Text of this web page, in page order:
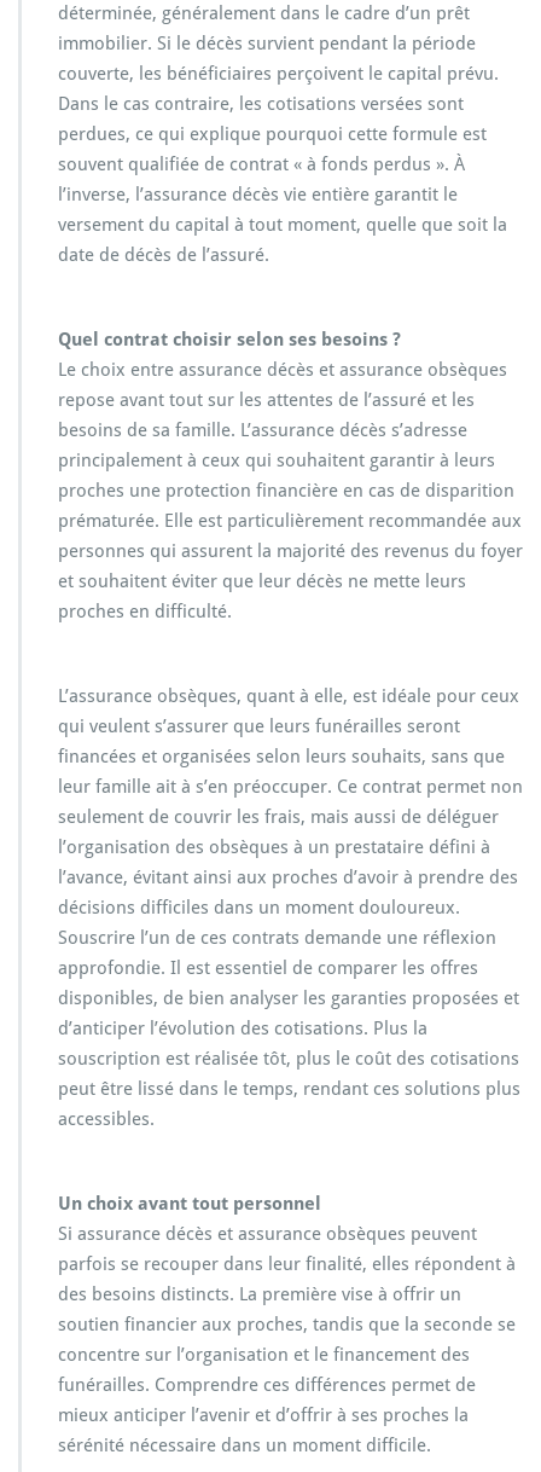
déterminée, généralement dans le cadre d’un prêt
immobilier. Si le décès survient pendant la période
couverte, les bénéficiaires perçoivent le capital prévu.
Dans le cas contraire, les cotisations versées sont
perdues, ce qui explique pourquoi cette formule est
souvent qualifiée de contrat « à fonds perdus ». À
l’inverse, l’assurance décès vie entière garantit le
versement du capital à tout moment, quelle que soit la
date de décès de l’assuré.
Quel contrat choisir selon ses besoins ?
Le choix entre assurance décès et assurance obsèques
repose avant tout sur les attentes de l’assuré et les
besoins de sa famille. L’assurance décès s’adresse
principalement à ceux qui souhaitent garantir à leurs
proches une protection financière en cas de disparition
prématurée. Elle est particulièrement recommandée aux
personnes qui assurent la majorité des revenus du foyer
et souhaitent éviter que leur décès ne mette leurs
proches en difficulté.
L’assurance obsèques, quant à elle, est idéale pour ceux
qui veulent s’assurer que leurs funérailles seront
financées et organisées selon leurs souhaits, sans que
leur famille ait à s’en préoccuper. Ce contrat permet non
seulement de couvrir les frais, mais aussi de déléguer
l’organisation des obsèques à un prestataire défini à
l’avance, évitant ainsi aux proches d’avoir à prendre des
décisions difficiles dans un moment douloureux.
Souscrire l’un de ces contrats demande une réflexion
approfondie. Il est essentiel de comparer les offres
disponibles, de bien analyser les garanties proposées et
d’anticiper l’évolution des cotisations. Plus la
souscription est réalisée tôt, plus le coût des cotisations
peut être lissé dans le temps, rendant ces solutions plus
accessibles.
Un choix avant tout personnel
Si assurance décès et assurance obsèques peuvent
parfois se recouper dans leur finalité, elles répondent à
des besoins distincts. La première vise à offrir un
soutien financier aux proches, tandis que la seconde se
concentre sur l’organisation et le financement des
funérailles. Comprendre ces différences permet de
mieux anticiper l’avenir et d’offrir à ses proches la
sérénité nécessaire dans un moment difficile.